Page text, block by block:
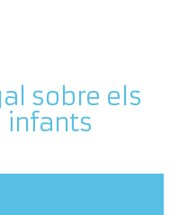
sobre els
infants